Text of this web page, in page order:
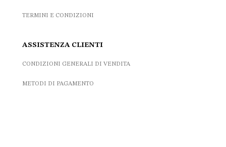
TERMINI E CONDIZIONI
ASSISTENZA CLIENTI
CONDIZIONI GENERALI DI VENDITA
METODI DI PAGAMENTO